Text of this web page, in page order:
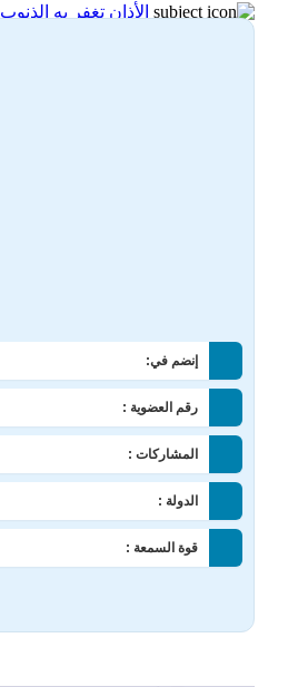
الأذان تغفر به
17-03-2024 22:50
إنضم في:
رقم العضوية :
المشاركات :
الدولة :
قوة السمعة :